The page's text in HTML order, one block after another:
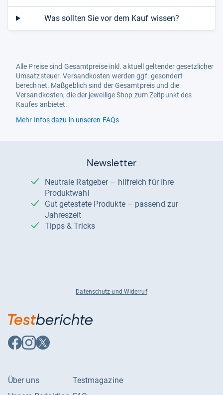
Was sollten Sie vor dem Kauf wissen?
Alle Preise sind Gesamtpreise inkl. aktuell geltender gesetzlicher
Umsatzsteuer. Versandkosten werden ggf. gesondert
berechnet. Maßgeblich sind der Gesamtpreis und die
Versandkosten, die der jeweilige Shop zum Zeitpunkt des
Kaufes anbietet.
Mehr Infos dazu in unseren FAQs
Newsletter
Neutrale Ratgeber – hilfreich für Ihre
Produktwahl
Gut getestete Produkte – passend zur
Jahreszeit
Tipps & Tricks
Datenschutz und Widerruf
Auf
Facebook
Auf
Instagram
Auf
X
Über uns
Testmagazine